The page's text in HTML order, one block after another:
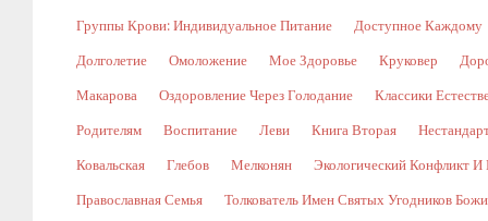
Группы Крови: Индивидуальное Питание Доступное Каждому
Долголетие Омоложение Мое Здоровье Круковер
Макарова Оздоровление Через Голодание Классики
Родителям Воспитание Леви Книга Вторая
Ковальская Глебов Мелконян Экологический Конфликт
Православная Семья Толкователь Имен Святых Угодников